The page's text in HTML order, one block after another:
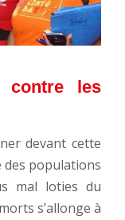
contre les
devant cette
des populations
mal loties du
s’allonge à